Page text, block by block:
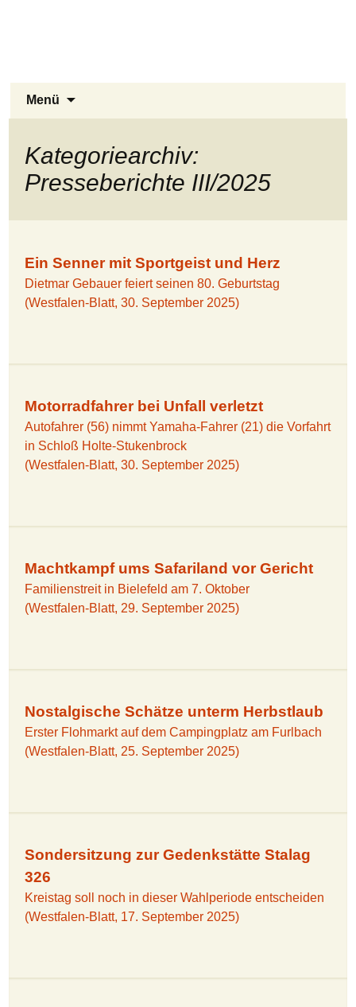
Menü
Kategoriearchiv:
Presseberichte III/2025
Ein Senner mit Sportgeist und Herz
Dietmar Gebauer feiert seinen 80. Geburtstag
(Westfalen-Blatt, 30. September 2025)
Motorradfahrer bei Unfall verletzt
Autofahrer (56) nimmt Yamaha-Fahrer (21) die Vorfahrt
in Schloß Holte-Stukenbrock
(Westfalen-Blatt, 30. September 2025)
Machtkampf ums Safariland vor Gericht
Familienstreit in Bielefeld am 7. Oktober
(Westfalen-Blatt, 29. September 2025)
Nostalgische Schätze unterm Herbstlaub
Erster Flohmarkt auf dem Campingplatz am Furlbach
(Westfalen-Blatt, 25. September 2025)
Sondersitzung zur Gedenkstätte Stalag
326
Kreistag soll noch in dieser Wahlperiode entscheiden
(Westfalen-Blatt, 17. September 2025)